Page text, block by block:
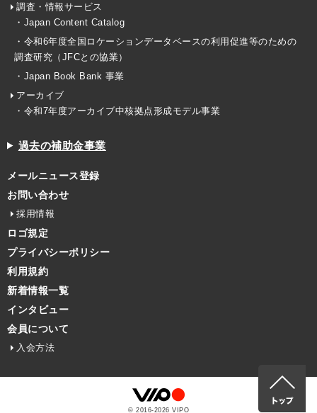
調査・情報サービス
・Japan Content Catalog
・令和6年度全国ロケーションデータベースの利用促進等のための
調査研究（JFCとの協業）
・Japan Book Bank 事業
アーカイブ
・令和7年度アーカイブ中核拠点形成モデル事業
過去の補助金事業
メールニュース登録
お問い合わせ
採用情報
ロゴ規定
プライバシーポリシー
利用規約
新着情報一覧
インタビュー
会員について
入会方法
© 2016-2026 VIPO